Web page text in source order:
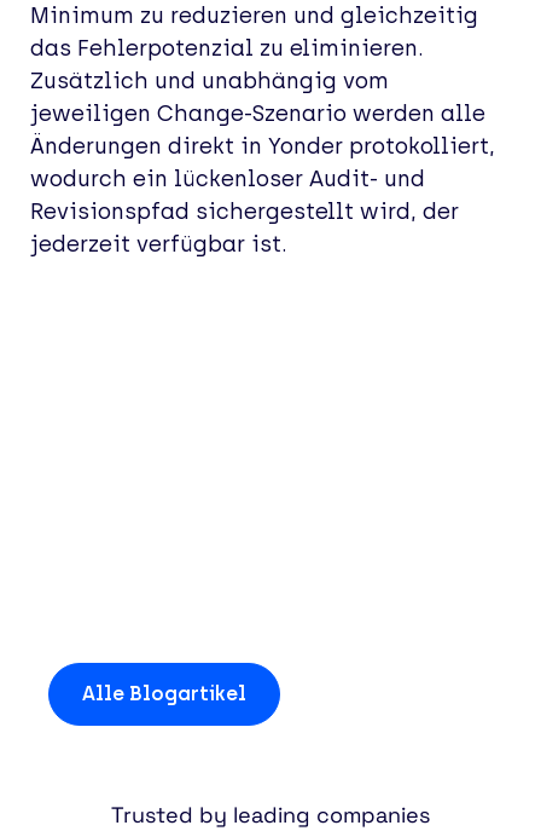
Minimum zu reduzieren und gleichzeitig
das Fehlerpotenzial zu eliminieren.
Zusätzlich und unabhängig vom
jeweiligen Change-Szenario werden alle
Änderungen direkt in Yonder protokolliert,
wodurch ein lückenloser Audit- und
Revisionspfad sichergestellt wird, der
jederzeit verfügbar ist.
Alle Blogartikel
Trusted by leading companies